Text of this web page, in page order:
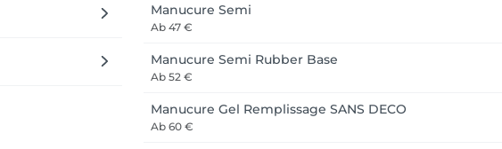
Manucure Semi
Ab 47 €
Manucure Semi Rubber Base
Ab 52 €
Manucure Gel Remplissage SANS DECO
Ab 60 €